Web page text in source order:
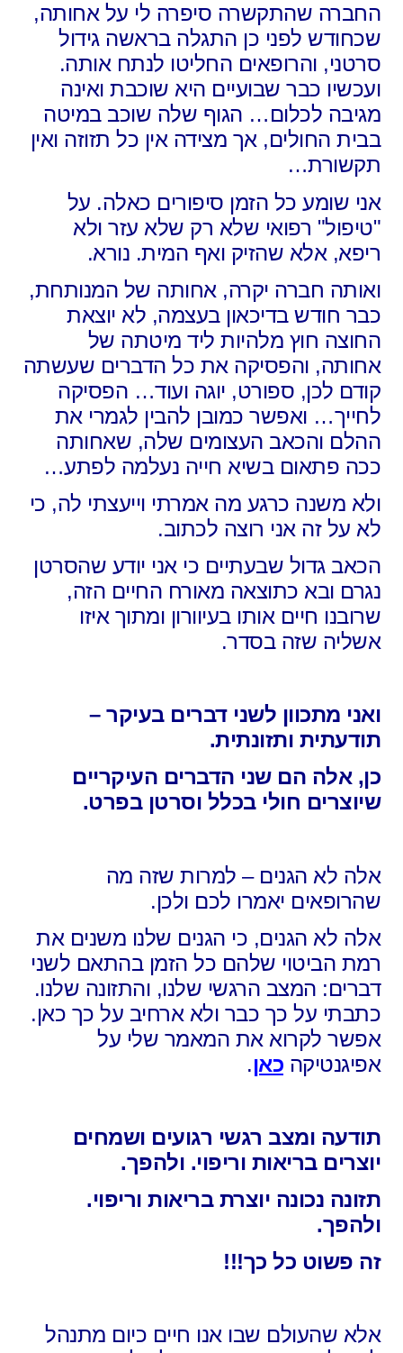
החברה שהתקשרה סיפרה לי על אחותה,
שכחודש לפני כן התגלה בראשה גידול
סרטני, והרופאים החליטו לנתח אותה.
ועכשיו כבר שבועיים היא שוכבת ואינה
מגיבה לכלום… הגוף שלה שוכב במיטה
בבית החולים, אך מצידה אין כל תזוזה ואין
תקשורת…
אני שומע כל הזמן סיפורים כאלה. על
"טיפול" רפואי שלא רק שלא עזר ולא
ריפא, אלא שהזיק ואף המית. נורא.
ואותה חברה יקרה, אחותה של המנותחת,
כבר חודש בדיכאון בעצמה, לא יוצאת
החוצה חוץ מלהיות ליד מיטתה של
אחותה, והפסיקה את כל הדברים שעשתה
קודם לכן, ספורט, יוגה ועוד… הפסיקה
לחייך… ואפשר כמובן להבין לגמרי את
ההלם והכאב העצומים שלה, שאחותה
ככה פתאום בשיא חייה נעלמה לפתע…
ולא משנה כרגע מה אמרתי וייעצתי לה, כי
לא על זה אני רוצה לכתוב.
הכאב גדול שבעתיים כי אני יודע שהסרטן
נגרם ובא כתוצאה מאורח החיים הזה,
שרובנו חיים אותו בעיוורון ומתוך איזו
אשליה שזה בסדר.
ואני מתכוון לשני דברים בעיקר –
תודעתית ותזונתית.
כן, אלה הם שני הדברים העיקריים
שיוצרים חולי בכלל וסרטן בפרט.
אלה לא הגנים – למרות שזה מה
שהרופאים יאמרו לכם ולכן.
אלה לא הגנים, כי הגנים שלנו משנים את
רמת הביטוי שלהם כל הזמן בהתאם לשני
דברים: המצב הרגשי שלנו, והתזונה שלנו.
כתבתי על כך כבר ולא ארחיב על כך כאן.
אפשר לקרוא את המאמר שלי על
אפיגנטיקה כאן.
תודעה ומצב רגשי רגועים ושמחים
יוצרים בריאות וריפוי. ולהפך.
תזונה נכונה יוצרת בריאות וריפוי.
ולהפך.
זה פשוט כל כך!!!
אלא שהעולם שבו אנו חיים כיום מתנהל